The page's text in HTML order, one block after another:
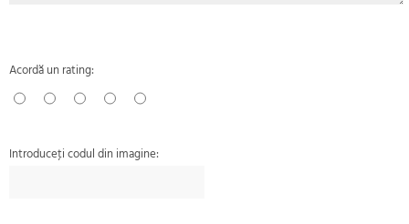
Acordă un rating:
Introduceţi codul din imagine: